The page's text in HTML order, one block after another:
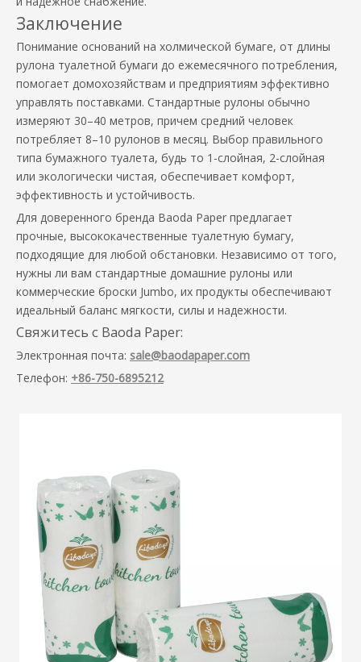
Заключение
Понимание оснований на холмической бумаге, от длины
рулона туалетной бумаги до ежемесячного потребления,
помогает домохозяйствам и предприятиям эффективно
управлять поставками. Стандартные рулоны обычно
измеряют 30–40 метров, причем средний человек
потребляет 8–10 рулонов в месяц. Выбор правильного
типа бумажного туалета, будь то 1-слойная, 2-слойная
или экологически чистая, обеспечивает комфорт,
эффективность и устойчивость.
Для доверенного бренда Baoda Paper предлагает
прочные, высококачественные туалетную бумагу,
подходящие для любой обстановки. Независимо от того,
нужны ли вам стандартные домашние рулоны или
коммерческие броски Jumbo, их продукты обеспечивают
идеальный баланс мягкости, силы и надежности.
Свяжитесь с Baoda Paper:
Электронная почта: sale@baodapaper.com
Телефон: +86-750-6895212